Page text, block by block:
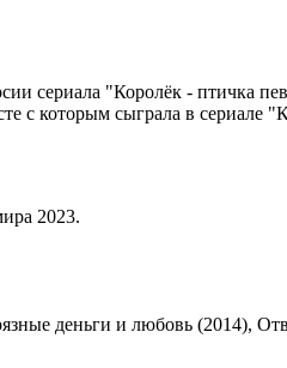
сериала "Королёк - птичка
с которым сыграла в сериале
2023.
деньги и любовь (2014),